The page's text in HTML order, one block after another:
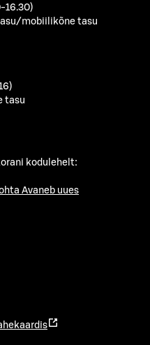
16.30)
mobiilikõne tasu
tasu
kodulehelt:
Avaneb uues